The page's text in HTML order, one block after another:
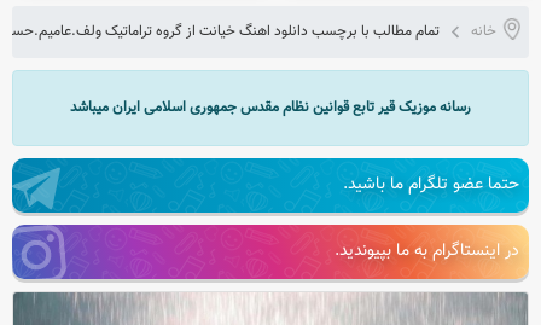
خانه تمام مطالب با برچسب دانلود اهنگ خیانت از گروه تراماتیک
رسانه موزیک قیر تابع قوانین نظام مقدس جمهوری اسلامی ایران میباشد
حتما عضو تلگرام ما باشید.
در اینستاگرام به ما بپیوندید.